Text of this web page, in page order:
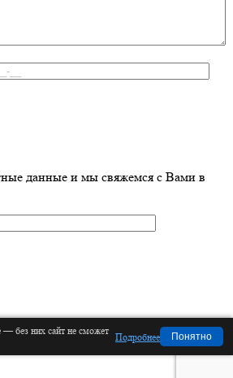
данные и мы свяжемся с Вами в
без них сайт не сможет Подробнее Понятно